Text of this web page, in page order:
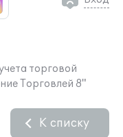
торговой
Торговлей 8"
К списку